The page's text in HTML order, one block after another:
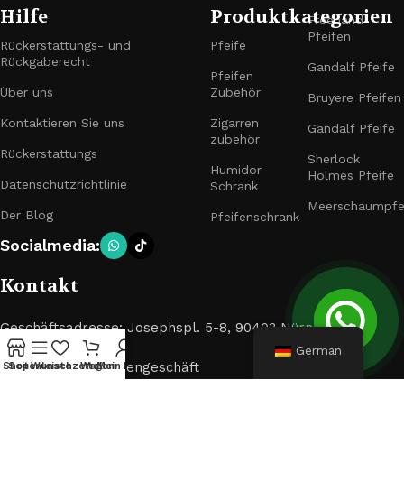
Hilfe
Rückerstattungs- und
Rückgaberecht
Über uns
Kontaktieren Sie uns
Rückerstattungs
Datenschutzrichtlinie
Der Blog
Produktkategorien
Pfeife
Pfeifen
Zubehör
Zigarren
zubehör
Humidor
Schrank
Pfeifenschrank
Freehand-
Pfeifen
Gandalf Pfeife
Bruyere Pfeifen
Gandalf Pfeife
Sherlock
Holmes Pfeife
Socialmedia:
Kontakt
Geschäftsadresse: Josephspl. 5-8, 90403 Nürnberg
Pfeifen- und Zigarrengeschäft
Shop
Seitenleiste
Wunschzettel
WagenMein Konto
German